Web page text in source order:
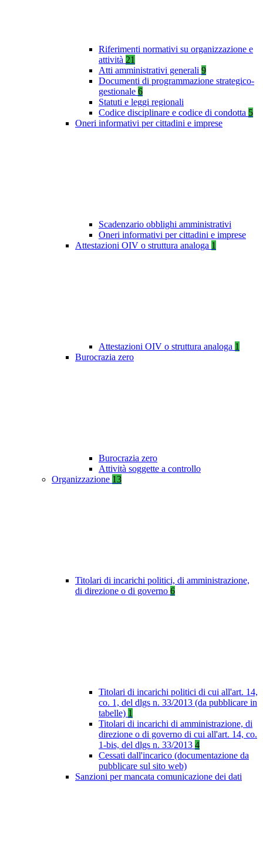
Riferimenti normativi su organizzazione e
attività 21
Atti amministrativi generali 9
Documenti di programmazione strategico-
gestionale 6
Statuti e leggi regionali
Codice disciplinare e codice di condotta 5
Oneri informativi per cittadini e imprese
Scadenzario obblighi amministrativi
Oneri informativi per cittadini e imprese
Attestazioni OIV o struttura analoga 1
Attestazioni OIV o struttura analoga 1
Burocrazia zero
Burocrazia zero
Attività soggette a controllo
Organizzazione 13
Titolari di incarichi politici, di amministrazione,
di direzione o di governo 6
Titolari di incarichi politici di cui all'art. 14,
co. 1, del dlgs n. 33/2013 (da pubblicare in
tabelle) 1
Titolari di incarichi di amministrazione, di
direzione o di governo di cui all'art. 14, co.
1-bis, del dlgs n. 33/2013 4
Cessati dall'incarico (documentazione da
pubblicare sul sito web)
Sanzioni per mancata comunicazione dei dati